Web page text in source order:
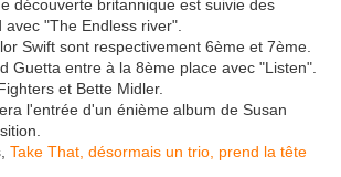
découverte britannique est suivie des
"The Endless river".
Swift sont respectivement 6ème et 7ème.
Guetta entre à la 8ème place avec "Listen".
et Bette Midler.
l'entrée d'un énième album de Susan
Take That, désormais un trio, prend la tête